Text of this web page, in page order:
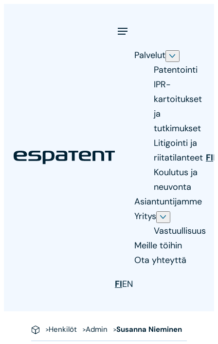
Espatent
Palvelut
Patentointi
IPR-
kartoitukset
ja
tutkimukset
Litigointi ja
riitatilanteet
Koulutus ja
neuvonta
Asiantuntijamme
Yritys
Vastuullisuus
Meille töihin
Ota yhteyttä
FIEN
FI
Henkilöt Admin Susanna Nieminen